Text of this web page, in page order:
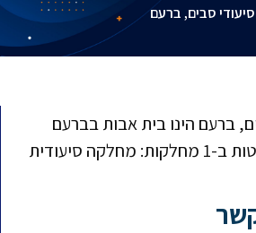
סבים, ברעם
ברעם הינו בית אבות בברעם